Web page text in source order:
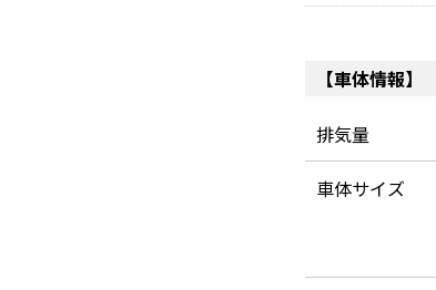
【車体情報】
排気量
車体サイズ